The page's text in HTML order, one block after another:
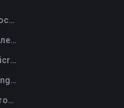
Цена Токена NFLX (Netflix) и Последний График в Реальном Времени
Цена Токена UBER (Uber) и Последний График в Реальном Времени
Цена Токена AMD (Advanced Micro Devices) и Последний График в Реальном Времени
Цена Токена SAMSUNG (Samsung Electronics Co., Ltd) и Последний График в Реальном Времени
Цена Токена OPENAI (OpenAI Group PBC) и Последний График в Реальном Времени